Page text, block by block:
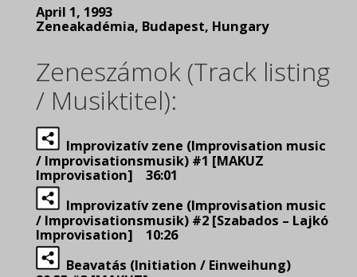
April 1, 1993
Zeneakadémia, Budapest, Hungary
Zeneszámok (Track listing
/ Musiktitel):
Improvizatív zene (Improvisation music
/ Improvisationsmusik) #1 [MAKUZ
Improvisation] 36:01
Improvizatív zene (Improvisation music
/ Improvisationsmusik) #2 [Szabados – Lajkó
Improvisation] 10:26
Beavatás (Initiation / Einweihung)